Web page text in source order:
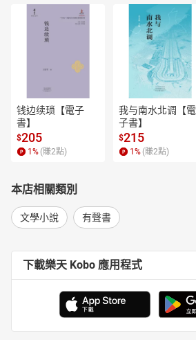
钱边续琐【電子
書】
$205
1 % (賺2點)
我与南水北调【電
子書】
$215
1 % (賺2點)
本店相關類別
文學小說 有聲書
下載樂天 Kobo 應用程式